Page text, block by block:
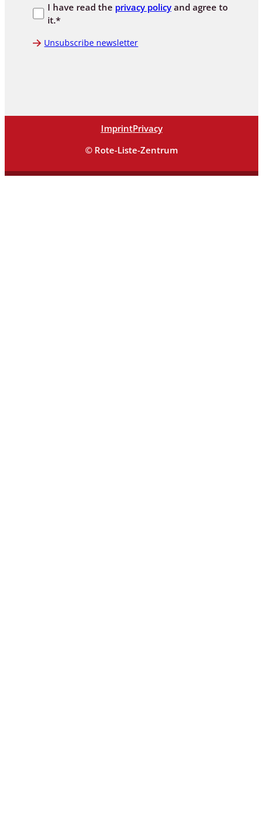
I have read the privacy policyand agree to
it.*
Unsubscribe newsletter
ImprintPrivacy
© Rote-Liste-Zentrum